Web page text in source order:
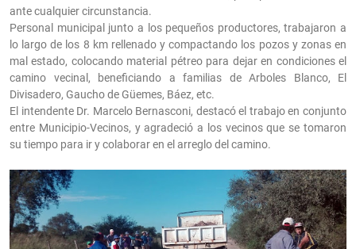
ante cualquier circunstancia.
Personal municipal junto a los pequeños productores, trabajaron a
lo largo de los 8 km rellenado y compactando los pozos y zonas en
mal estado, colocando material pétreo para dejar en condiciones el
camino vecinal, beneficiando a familias de Arboles Blanco, El
Divisadero, Gaucho de Güemes, Báez, etc.
El intendente Dr. Marcelo Bernasconi, destacó el trabajo en conjunto
entre Municipio-Vecinos, y agradeció a los vecinos que se tomaron
su tiempo para ir y colaborar en el arreglo del camino.